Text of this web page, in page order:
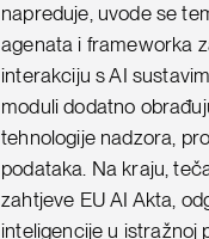
napreduje, uvode se
agenata i frameworka
interakciju s AI
moduli dodatno
tehnologije nadzora,
podataka. Na kraju,
zahtjeve EU AI Akta,
inteligencije u istražnoj